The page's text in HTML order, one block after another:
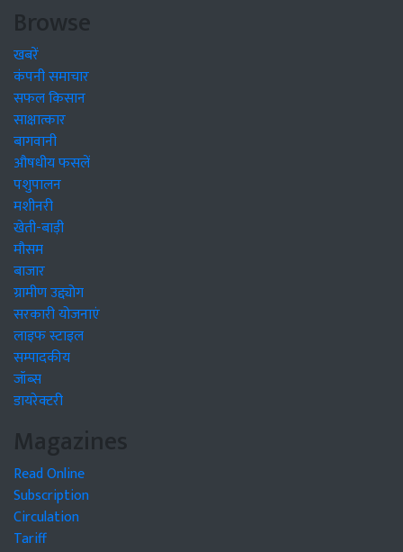
Browse
खबरें
कंपनी समाचार
सफल किसान
साक्षात्कार
बागवानी
औषधीय फसलें
पशुपालन
मशीनरी
खेती-बाड़ी
मौसम
बाजार
ग्रामीण उद्द्योग
सरकारी योजनाएं
लाइफ स्टाइल
सम्पादकीय
जॉब्स
डायरेक्टरी
Magazines
Read Online
Subscription
Circulation
Tariff